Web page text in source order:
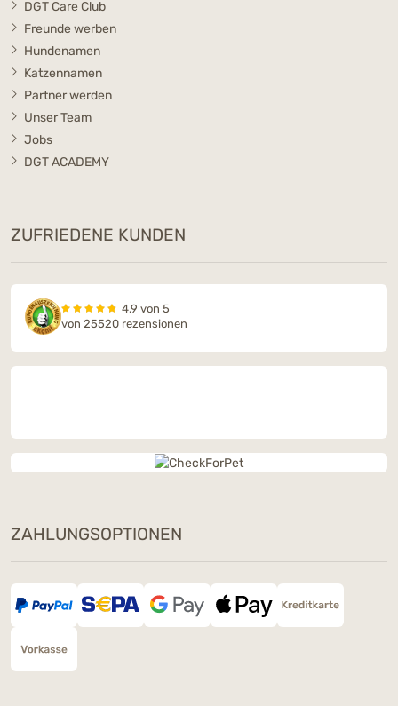
DGT Care Club
Freunde werben
Hundenamen
Katzennamen
Partner werden
Unser Team
Jobs
DGT ACADEMY
ZUFRIEDENE KUNDEN
4.9 von 5
von 25520 rezensionen
ZAHLUNGSOPTIONEN